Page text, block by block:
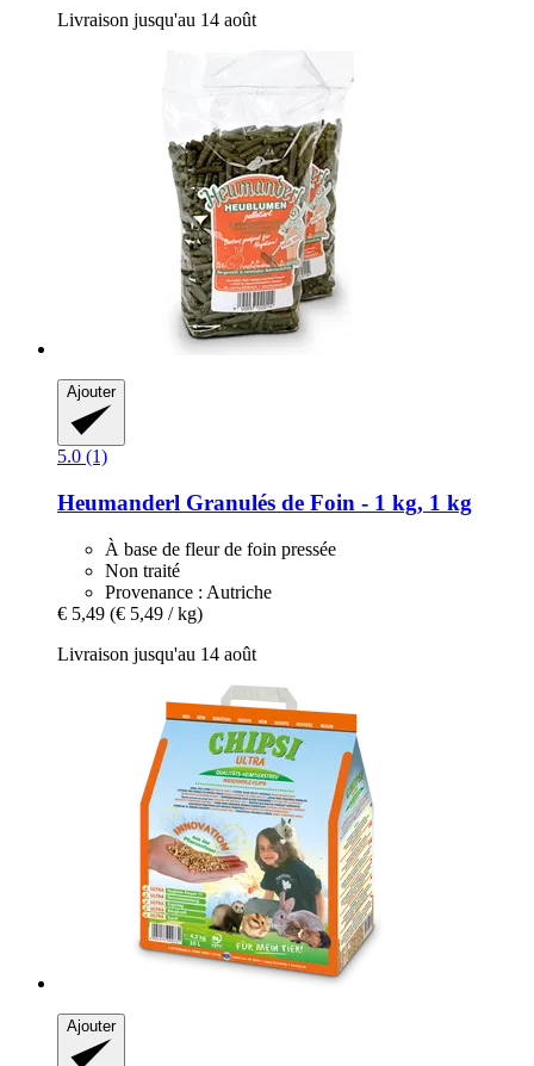
Livraison jusqu'au 14 août
Ajouter
5.0 (1)
Heumanderl Granulés de Foin -​ 1 kg, 1 kg
À base de fleur de foin pressée
Non traité
Provenance : Autriche
€ 5,49 (€ 5,49 / kg)
Livraison jusqu'au 14 août
Ajouter